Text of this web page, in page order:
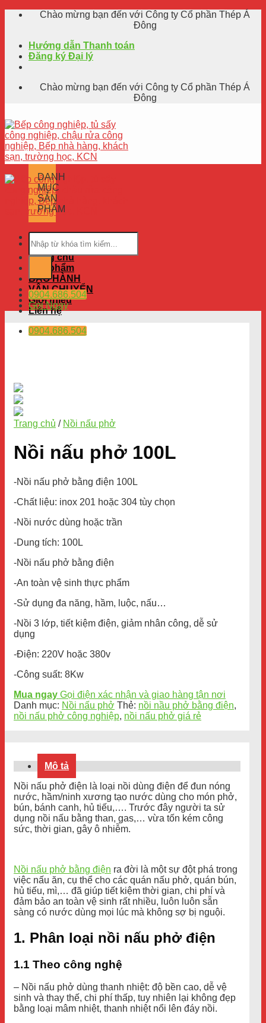
Skip
Chào mừng bạn đến với Công ty Cổ phần Thép Á
Đông
Hướng dẫn Thanh toán
Đăng ký Đại lý
Chào mừng bạn đến với Công ty Cổ phần Thép Á
Đông
Trang chủ
Sản phẩm
BẢO HÀNH
VẬN CHUYỂN
Giới thiệu
Liên hệ
0904.686.504
DANH
MỤC
SẢN
PHẨM
0904.686.504
Gọi Ngay
Trang chủ / Nồi nấu phở
Nồi nấu phở 100L
-Nồi nấu phở bằng điện 100L
-Chất liệu: inox 201 hoặc 304 tùy chọn
-Nồi nước dùng hoặc trần
-Dung tích: 100L
-Nồi nấu phở bằng điện
-An toàn vệ sinh thực phẩm
-Sử dụng đa năng, hầm, luộc, nấu…
-Nồi 3 lớp, tiết kiệm điện, giảm nhân công, dễ sử
dụng
-Điện: 220V hoặc 380v
-Công suất: 8Kw
Mua ngay Gọi điện xác nhận và giao hàng tận nơi
Danh mục: Nồi nấu phở Thẻ: nồi nầu phở bằng điện,
nồi nấu phở công nghiệp, nồi nấu phở giá rẻ
Mô tả
Nồi nấu phở điện là loại nồi dùng điện để đun nóng
nước, hầm/ninh xương tạo nước dùng cho món phở,
bún, bánh canh, hủ tiếu,…. Trước đây người ta sử
dụng nồi nấu bằng than, gas,… vừa tốn kém công
sức, thời gian, gây ô nhiễm.
Nồi nấu phở bằng điện ra đời là một sự đột phá trong
việc nấu ăn, cụ thể cho các quán nấu phở, quán bún,
hủ tiếu, mì,… đã giúp tiết kiệm thời gian, chi phí và
đảm bảo an toàn vệ sinh rất nhiều, luôn luôn sẵn
sàng có nước dùng mọi lúc mà không sợ bị nguội.
1. Phân loại nồi nấu phở điện
1.1 Theo công nghệ
– Nồi nấu phở dùng thanh nhiệt: độ bền cao, dễ vệ
sinh và thay thế, chi phí thấp, tuy nhiên lại không đẹp
bằng loại mâm nhiệt, thanh nhiệt nổi lên đáy nồi.